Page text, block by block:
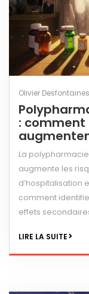
Olivier
:
La
augmente les
d’hospitalisation
comment
effets
LIRE LA SUITE